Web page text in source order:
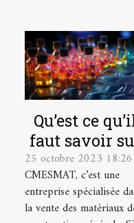
Qu’est ce
faut savoir
CMESMAT ?
25 octobre 2023 18:26
CMESMAT, c’est une
entreprise spécialisée
la vente des matériaux